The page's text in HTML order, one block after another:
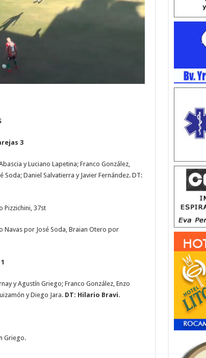
3
y Luciano Lapetina; Franco González,
Daniel Salvatierra y Javier Fernández. DT:
Pizzichini, 37st
Navas por José Soda, Braian Otero por
y Agustín Griego; Franco González, Enzo
y Diego Jara. DT: Hilario Bravi.
Griego.